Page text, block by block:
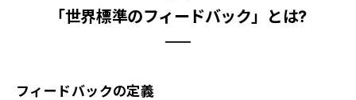
「世界標準のフィードバック」とは?
フィードバックの定義